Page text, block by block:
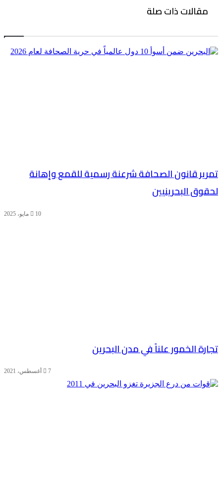
مقالات ذات صلة
تمرير قانون الصحافة شرعنة رسمية للقمع وإهانة
لحقوق البحرينيين
10 مايو، 2025
تجارة الخمور علناً في مدن البحرين
7 أغسطس، 2021